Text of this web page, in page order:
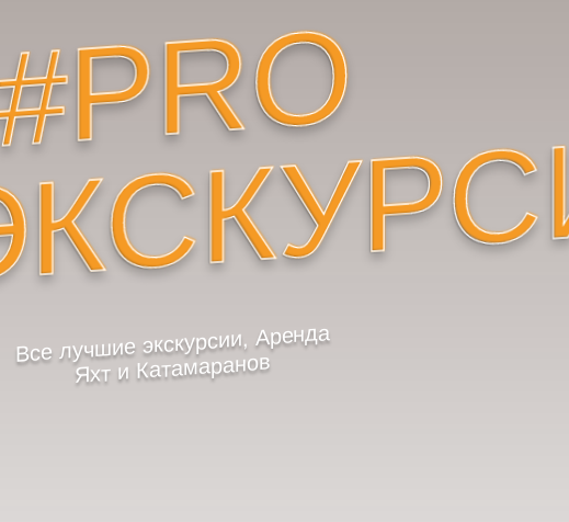
Все лучшие экскурсии, Аренда
Яхт и Катамаранов